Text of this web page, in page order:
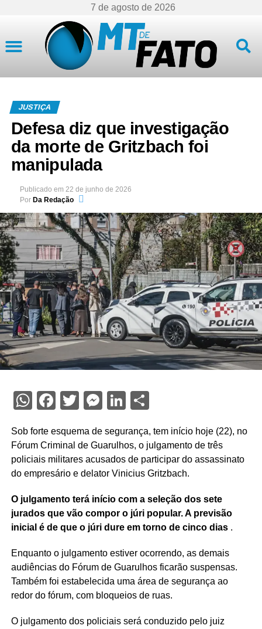
7 de agosto de 2026
JUSTIÇA
Defesa diz que investigação
da morte de Gritzbach foi
manipulada
Publicado em 22 de junho de 2026
Por Da Redação
WhatsApp
Facebook
Twitter
Messenger
LinkedIn
Share
Sob forte esquema de segurança, tem início hoje (22), no
Fórum Criminal de Guarulhos, o julgamento de três
policiais militares acusados de participar do assassinato
do empresário e delator Vinicius Gritzbach.
O julgamento terá início com a seleção dos sete
jurados que vão compor o júri popular. A previsão
inicial é de que o júri dure em torno de cinco dias.
Enquanto o julgamento estiver ocorrendo, as demais
audiências do Fórum de Guarulhos ficarão suspensas.
Também foi estabelecida uma área de segurança ao
redor do fórum, com bloqueios de ruas.
O julgamento dos policiais será conduzido pelo juiz